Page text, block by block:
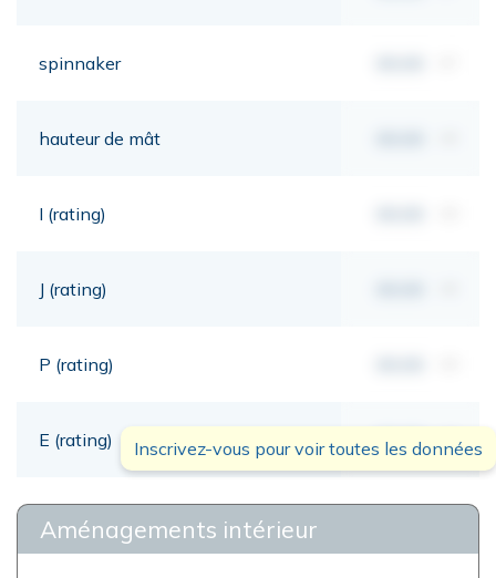
spinnaker
hauteur de mât
I (rating)
J (rating)
P (rating)
E (rating) 00,00
Inscrivez-vous pour voir toutes les données
Aménagements intérieur